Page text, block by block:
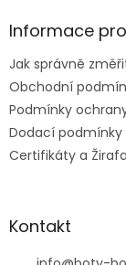
aInformace
Jak správně
Obchodní
Podmínky
Dodací podmínky
Certifikáty a Žirafa
Kontakt